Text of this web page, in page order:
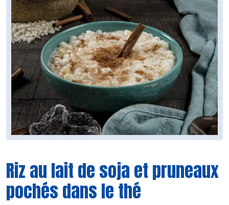
Riz au lait de soja et pruneaux
pochés dans le thé